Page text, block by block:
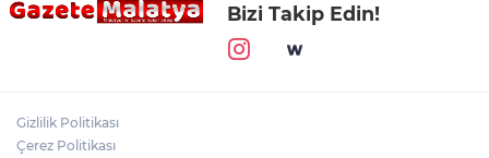
Bizi Takip Edin!
Gizlilik Politikası
Çerez Politikası